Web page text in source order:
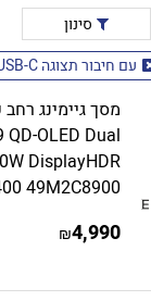
סינון
עם חיבור תצוגה USB-C
OLED Dual
DisplayHDR
49M2C8900
4,990
₪